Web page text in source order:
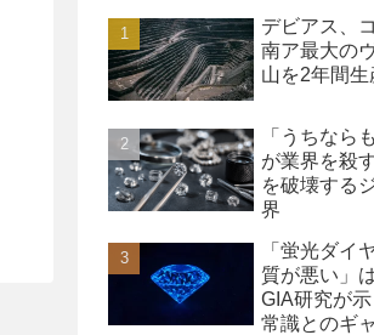
デビアス、
南ア最大の
山を2年間生
「うちなら
が業界を殺
を破壊する
界
「蛍光ダイ
質が悪い」
GIA研究が
常識とのギ